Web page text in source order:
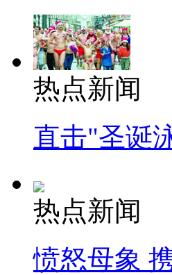
热点新闻
直击"圣诞
热点新闻
愤怒母象